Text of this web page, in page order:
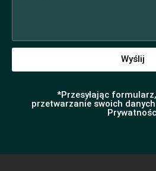
Wyślij
*Przesyłając
przetwarzanie swoich